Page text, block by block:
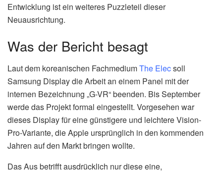
Entwicklung ist ein weiteres Puzzleteil dieser
Neuausrichtung.
Was der Bericht besagt
Laut dem koreanischen FachmediumThe Elecsoll
Samsung Display die Arbeit an einem Panel mit der
internen Bezeichnung „G-VR“ beenden. Bis September
werde das Projekt formal eingestellt. Vorgesehen war
dieses Display für eine günstigere und leichtere Vision-
Pro-Variante, die Apple ursprünglich in den kommenden
Jahren auf den Markt bringen wollte.
Das Aus betrifft ausdrücklich nur diese eine,